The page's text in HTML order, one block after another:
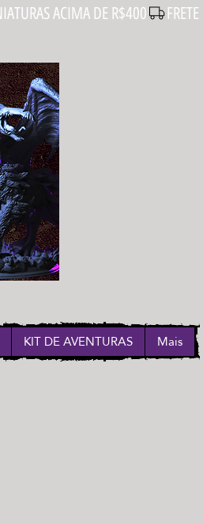
KIT DE AVENTURAS Mais